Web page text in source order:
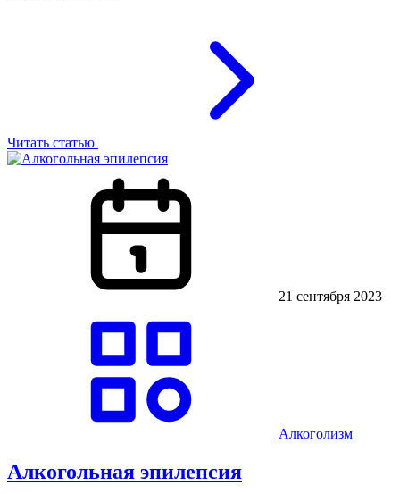
Читать статью
21 сентября 2023
Алкоголизм
Алкогольная эпилепсия